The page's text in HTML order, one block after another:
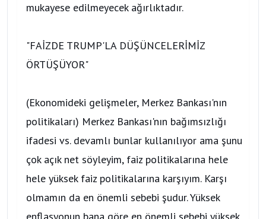
mukayese edilmeyecek ağırlıktadır.
"FAİZDE TRUMP'LA DÜŞÜNCELERİMİZ
ÖRTÜŞÜYOR"
(Ekonomideki gelişmeler, Merkez Bankası'nın
politikaları) Merkez Bankası'nın bağımsızlığı
ifadesi vs. devamlı bunlar kullanılıyor ama şunu
çok açık net söyleyim, faiz politikalarına hele
hele yüksek faiz politikalarına karşıyım. Karşı
olmamın da en önemli sebebi şudur. Yüksek